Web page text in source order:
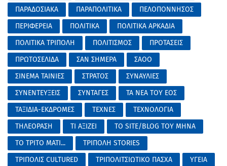
ΠΑΡΑΔΟΣΙΑΚΑ
ΠΑΡΑΠΟΛΙΤΙΚΑ
ΠΕΛΟΠΟΝΝΗΣΟΣ
ΠΕΡΙΦΕΡΕΙΑ
ΠΟΛΙΤΙΚΑ
ΠΟΛΙΤΙΚΑ ΑΡΚΑΔΙΑ
ΠΟΛΙΤΙΚΑ ΤΡΙΠΟΛΗ
ΠΟΛΙΤΙΣΜΟΣ
ΠΡΟΤΑΣΕΙΣ
ΠΡΩΤΟΣΕΛΙΔΑ
ΣΑΝ ΣΗΜΕΡΑ
ΣΑΟΟ
ΣΙΝΕΜΑ ΤΑΙΝΙΕΣ
ΣΤΡΑΤΟΣ
ΣΥΝΑΥΛΙΕΣ
ΣΥΝΕΝΤΕΥΞΕΙΣ
ΣΥΝΤΑΓΕΣ
ΤΑ ΝΕΑ ΤΟΥ ΕΟΣ
ΤΑΞΙΔΙΑ-ΕΚΔΡΟΜΕΣ
ΤΕΧΝΕΣ
ΤΕΧΝΟΛΟΓΙΑ
ΤΗΛΕΟΡΑΣΗ
ΤΙ ΑΞΙΖΕΙ
ΤΟ SITE/BLOG ΤΟΥ ΜΗΝΑ
ΤΟ ΤΡΙΤΟ ΜΑΤΙ...
ΤΡΙΠΟΛΗ STORIES
ΤΡΙΠΟΛΙΣ CULTURED
ΤΡΙΠΟΛΙΤΣΙΩΤΙΚΟ ΠΑΣΧΑ
ΥΓΕΙΑ